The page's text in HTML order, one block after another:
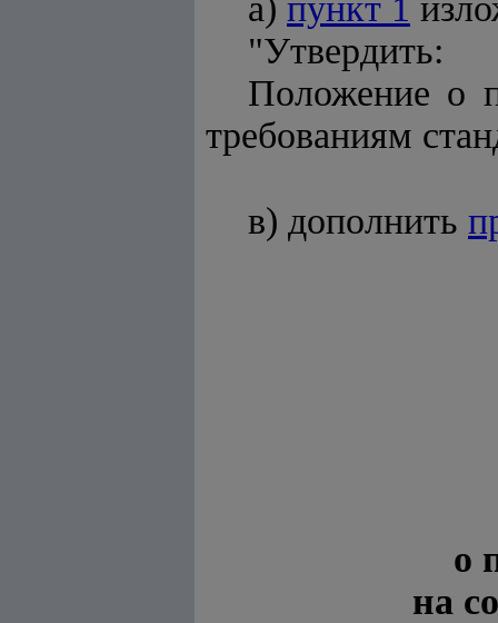
а) пункт 1
"Утвердить:
Положение о
требованиям
в) дополнить
о
на